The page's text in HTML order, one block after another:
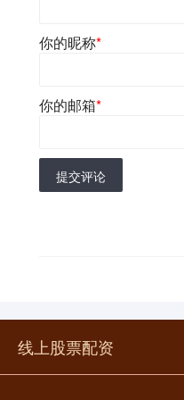
你的昵称*
你的邮箱*
提交评论
线上股票配资